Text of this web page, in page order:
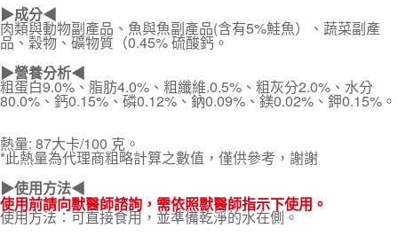
▶成分◀
肉類與動物副產品、魚與魚副產品(含有5%鮭魚）、蔬菜副產
品、穀物、礦物質（0.45% 硫酸鈣。
▶營養分析◀
粗蛋白9.0%、脂肪4.0%、粗纖維.0.5%、粗灰分2.0%、水分
80.0%、鈣0.15%、磷0.12%、鈉0.09%、鎂0.02%、鉀0.15%。
熱量: 87大卡/100 克。
*此熱量為代理商粗略計算之數值，僅供參考，謝謝
▶使用方法◀
使用前請向獸醫師諮詢，需依照獸醫師指示下使用。
使用方法：可直接食用，並準備乾淨的水在側。